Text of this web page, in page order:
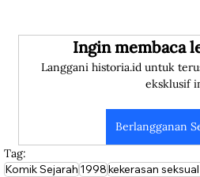
Ingin membaca
Langgani historia.id untuk
eksklusif
Berlangganan
Tag:
Komik Sejarah1998kekerasan